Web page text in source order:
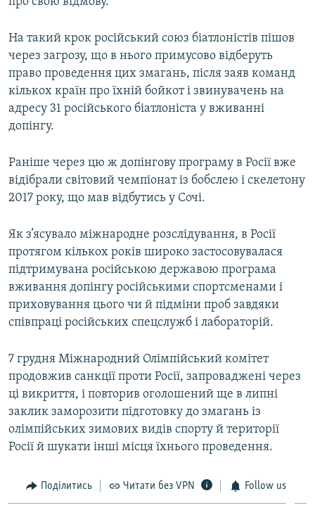
На такий крок російський союз біатлоністів пішов
через загрозу, що в нього примусово відберуть
право проведення цих змагань, після заяв команд
кількох країн про їхній бойкот і звинувачень на
адресу 31 російського біатлоніста у вживанні
допінгу.
Раніше через цю ж допінгову програму в Росії вже
відібрали світовий чемпіонат із бобслею і скелетону
2017 року, що мав відбутись у Сочі.
Як з’ясувало міжнародне розслідування, в Росії
протягом кількох років широко застосовувалася
підтримувана російською державою програма
вживання допінгу російськими спортсменами і
приховування цього чи й підміни проб завдяки
співпраці російських спецслужб і лабораторій.
7 грудня Міжнародний Олімпійський комітет
продовжив санкції проти Росії, запроваджені через
ці викриття, і повторив оголошений ще в липні
заклик заморозити підготовку до змагань із
олімпійських зимових видів спорту й території
Росії й шукати інші місця їхнього проведення.
Поділитись Читати без VPN Follow us